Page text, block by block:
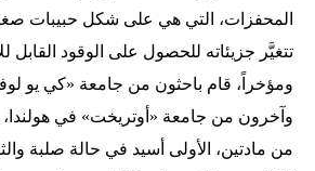
المحفزات، التي هي على شكل حبيبات
تتغيَّر جزيئاته للحصول على الوقود القابل
ومؤخراً، قام باحثون من جامعة «كي يو
وآخرون من جامعة «أوتريخت» في
من مادتين، الأولى أسيد في حالة صلبة